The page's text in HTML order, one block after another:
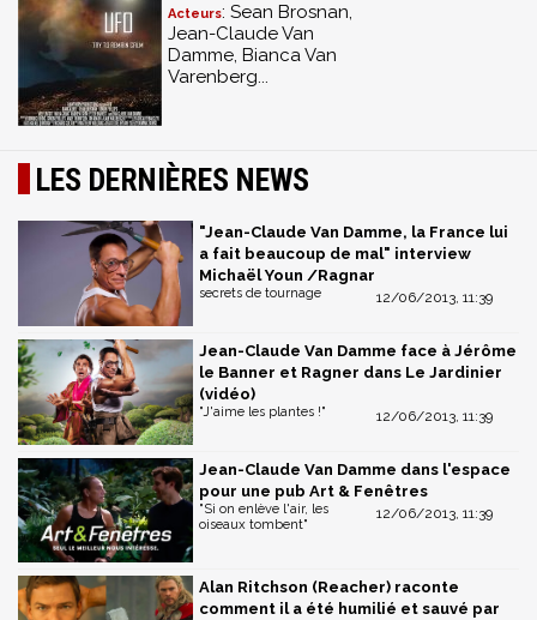
Acteurs: Sean Brosnan,
Jean-Claude Van
Damme, Bianca Van
Varenberg...
LES DERNIÈRES NEWS
"Jean-Claude Van Damme, la France lui
a fait beaucoup de mal" interview
Michaël Youn /Ragnar
12/06/2013, 11:39
secrets de tournage
Jean-Claude Van Damme face à Jérôme
le Banner et Ragner dans Le Jardinier
(vidéo)
12/06/2013, 11:39
"J'aime les plantes !"
Jean-Claude Van Damme dans l'espace
pour une pub Art & Fenêtres
12/06/2013, 11:39
"Si on enlève l'air, les
oiseaux tombent"
Alan Ritchson (Reacher) raconte
comment il a été humilié et sauvé par